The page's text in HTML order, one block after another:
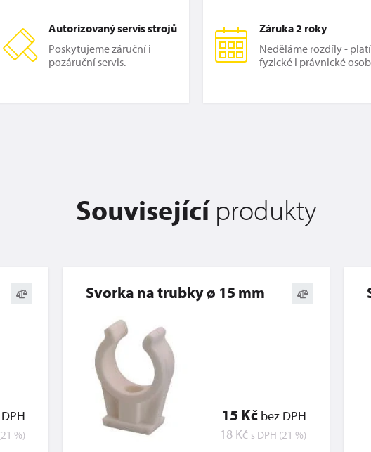
Autorizovaný servis strojů
Poskytujeme záruční i
pozáruční servis.
Záruka 2 roky
Neděláme rozdíly -
fyzické i právnické
Souvisejícíprodukty
%)
Svorka na trubky ø 15 mm
15 Kč bez DPH
18 Kč s DPH (21 %)